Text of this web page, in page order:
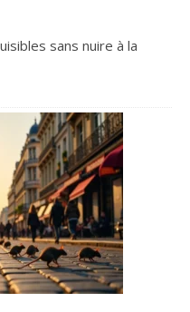
sans nuire à la